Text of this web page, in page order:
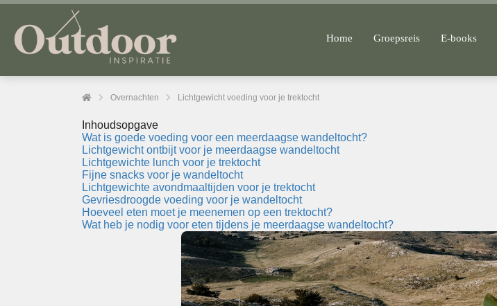
Home Groepsreis E-books
Overnachten Lichtgewicht voeding voor je trektocht
Inhoudsopgave
Wat is goede voeding voor een meerdaagse wandeltocht?
Lichtgewicht ontbijt voor je meerdaagse wandeltocht
Lichtgewichte lunch voor je trektocht
Fijne snacks voor je wandeltocht
Lichtgewichte avondmaaltijden voor je trektocht
Gevriesdroogde voeding voor je wandeltocht
Hoeveel eten moet je meenemen op een trektocht?
Wat heb je nodig voor eten tijdens je meerdaagse wandeltocht?